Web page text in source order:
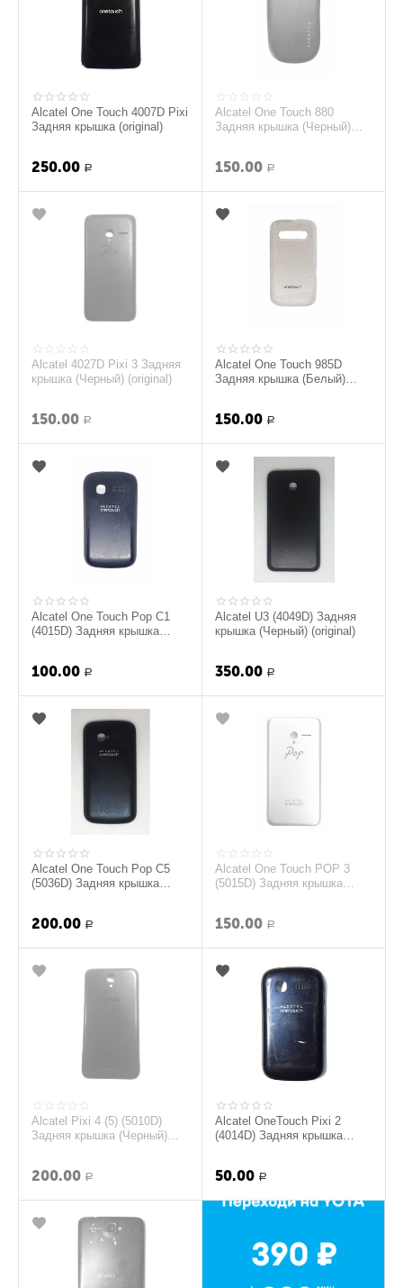
Alcatel One Touch 4007D Pixi
Задняя крышка (original)
250.00 Р
Alcatel One Touch 880
Задняя крышка (Черный)
150.00 Р
Alcatel 4027D Pixi 3 Задняя
крышка (Черный) (original)
150.00 Р
Alcatel One Touch 985D
Задняя крышка (Белый)
150.00 Р
Alcatel One Touch Pop C1
(4015D) Задняя крышка
100.00 Р
Alcatel U3 (4049D) Задняя
крышка (Черный) (original)
350.00 Р
Alcatel One Touch Pop C5
(5036D) Задняя крышка
200.00 Р
Alcatel One Touch POP 3
(5015D) Задняя крышка
150.00 Р
Alcatel Pixi 4 (5) (5010D)
Задняя крышка (Черный)
200.00 Р
Alcatel OneTouch Pixi 2
(4014D) Задняя крышка
50.00 Р